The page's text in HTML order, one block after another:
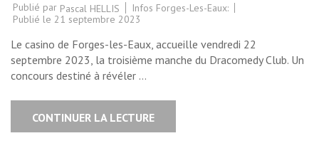
Publié par Pascal HELLIS
Infos Forges-Les-Eaux:
Publié le 21 septembre 2023
Le casino de Forges-les-Eaux, accueille vendredi 22
septembre 2023, la troisième manche du Dracomedy Club. Un
concours destiné à révéler …
CONTINUER LA LECTURE